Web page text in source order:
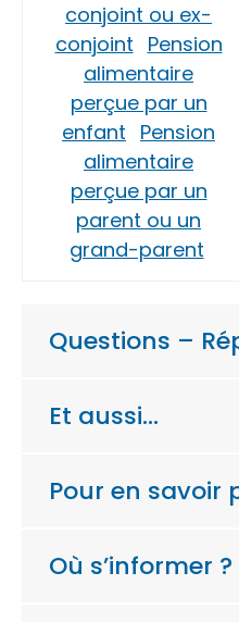
conjoint ou ex-
conjoint Pension
alimentaire
perçue par un
enfant Pension
alimentaire
perçue par un
parent ou un
grand-parent
Questions –
Et aussi…
Pour en savoir
Où s’informer ?